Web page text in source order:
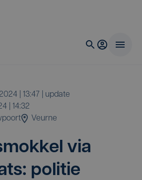
| 13:47
| update
| 14:32
Veurne
via
poli­tie